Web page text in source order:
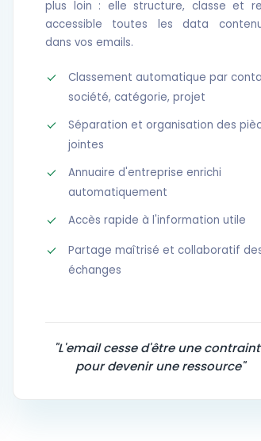
plus loin : elle structure, classe et
accessible toutes les data
dans vos emails.
Classement automatique par
société, catégorie, projet
Séparation et organisation des
jointes
Annuaire d'entreprise enrichi
automatiquement
Accès rapide à l'information utile
Partage maîtrisé et collaboratif
échanges
"L'email cesse d'être une
pour devenir une ressource"